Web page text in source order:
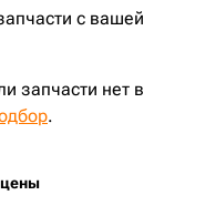
с вашей
запчасти нет в
.
цены